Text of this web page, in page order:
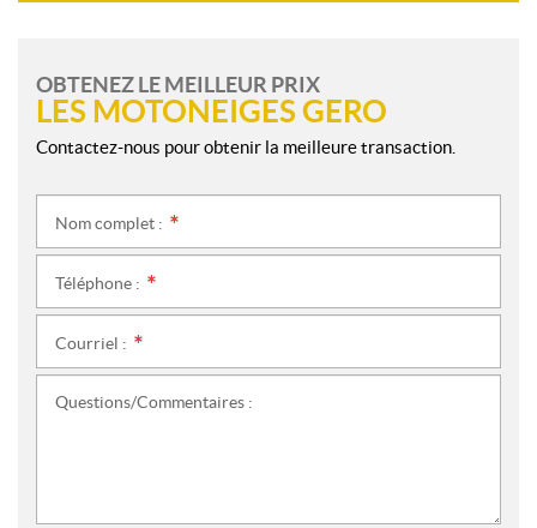
OBTENEZ LE MEILLEUR PRIX
LES MOTONEIGES GERO
Contactez-nous pour obtenir la meilleure transaction.
Nom complet :
Téléphone :
Courriel :
Questions/Commentaires :